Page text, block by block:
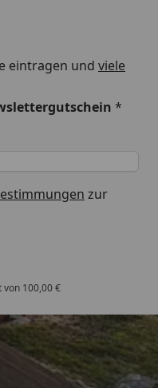
eintragen und viele
*
zur
100,00 €